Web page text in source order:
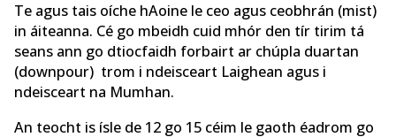
Te agus tais oíche hAoine le ceo agus ceobhrán (mist)
in áiteanna. Cé go mbeidh cuid mhór den tír tirim tá
seans ann go dtiocfaidh forbairt ar chúpla duartan
(downpour) trom i ndeisceart Laighean agus i
ndeisceart na Mumhan.
An teocht is ísle de 12 go 15 céim le gaoth éadrom go